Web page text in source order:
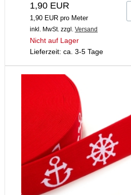
1,90 EUR
1,90 EUR pro Meter
inkl. MwSt. zzgl. Versand
Nicht auf Lager
Lieferzeit: ca. 3-5 Tage